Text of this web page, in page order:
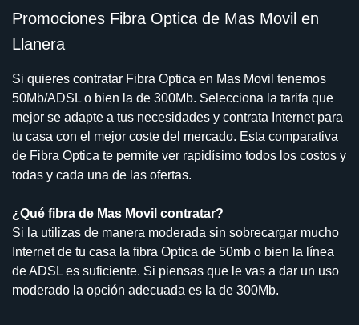
Promociones Fibra Optica de Mas Movil en
Llanera
Si quieres contratar Fibra Optica en Mas Movil tenemos
50Mb/ADSL o bien la de 300Mb. Selecciona la tarifa que
mejor se adapte a tus necesidades y contrata Internet para
tu casa con el mejor coste del mercado. Esta comparativa
de Fibra Optica te permite ver rapidísimo todos los costos y
todas y cada una de las ofertas.
¿Qué fibra de Mas Movil contratar?
Si la utilizas de manera moderada sin sobrecargar mucho
Internet de tu casa la fibra Optica de 50mb o bien la línea
de ADSL es suficiente. Si piensas que le vas a dar un uso
moderado la opción adecuada es la de 300Mb.